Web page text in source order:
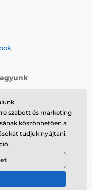
a
a
szabott és marketing
köszönhetően a
tudjuk nyújtani.
.